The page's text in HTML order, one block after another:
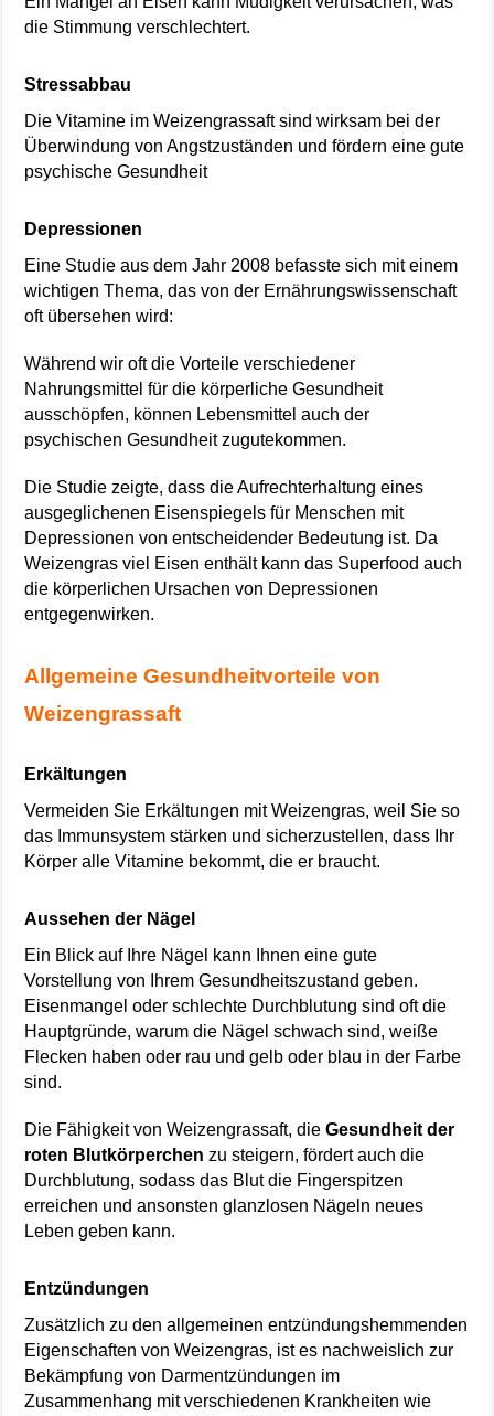
die Stimmung verschlechtert.
Stressabbau
Die Vitamine im Weizengrassaft sind wirksam bei der
Überwindung von Angstzuständen und fördern eine gute
psychische Gesundheit
Depressionen
Eine Studie aus dem Jahr 2008 befasste sich mit einem
wichtigen Thema, das von der Ernährungswissenschaft
oft übersehen wird:
Während wir oft die Vorteile verschiedener
Nahrungsmittel für die körperliche Gesundheit
ausschöpfen, können Lebensmittel auch der
psychischen Gesundheit zugutekommen.
Die Studie zeigte, dass die Aufrechterhaltung eines
ausgeglichenen Eisenspiegels für Menschen mit
Depressionen von entscheidender Bedeutung ist. Da
Weizengras viel Eisen enthält kann das Superfood auch
die körperlichen Ursachen von Depressionen
entgegenwirken.
Allgemeine Gesundheitvorteile von
Weizengrassaft
Erkältungen
Vermeiden Sie Erkältungen mit Weizengras, weil Sie so
das Immunsystem stärken und sicherzustellen, dass Ihr
Körper alle Vitamine bekommt, die er braucht.
Aussehen der Nägel
Ein Blick auf Ihre Nägel kann Ihnen eine gute
Vorstellung von Ihrem Gesundheitszustand geben.
Eisenmangel oder schlechte Durchblutung sind oft die
Hauptgründe, warum die Nägel schwach sind, weiße
Flecken haben oder rau und gelb oder blau in der Farbe
sind.
Die Fähigkeit von Weizengrassaft, dieGesundheit der
roten Blutkörperchen zu steigern, fördert auch die
Durchblutung, sodass das Blut die Fingerspitzen
erreichen und ansonsten glanzlosen Nägeln neues
Leben geben kann.
Entzündungen
Zusätzlich zu den allgemeinen entzündungshemmenden
Eigenschaften von Weizengras, ist es nachweislich zur
Bekämpfung von Darmentzündungen im
Zusammenhang mit verschiedenen Krankheiten wie